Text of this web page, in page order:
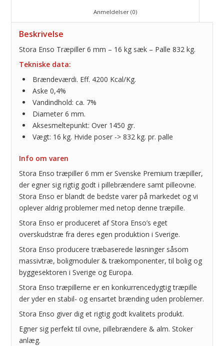
Beskrivelse
Stora Enso Træpiller 6 mm – 16 kg sæk – Palle 832 kg.
Tekniske data:
Brændeværdi. Eff. 4200 Kcal/Kg.
Aske 0,4%
Vandindhold: ca. 7%
Diameter 6 mm.
Aksesmeltepunkt: Over 1450 gr.
Vægt: 16 kg. Hvide poser -> 832 kg. pr. palle
Info om varen
Stora Enso træpiller 6 mm er Svenske Premium træpiller,
der egner sig rigtig godt i pillebrændere samt pilleovne.
Stora Enso er blandt de bedste varer på markedet og vi
oplever aldrig problemer med netop denne træpille.
Stora Enso er produceret af Stora Enso’s eget
overskudstræ fra deres egen produktion i Sverige.
Stora Enso producere træbaserede løsninger såsom
massivtræ, boligmoduler & trækomponenter, til bolig og
byggesektoren i Sverige og Europa.
Stora Enso træpillerne er en konkurrencedygtig træpille
der yder en stabil- og ensartet brænding uden problemer.
Stora Enso giver dig et rigtig godt kvalitets produkt.
Egner sig perfekt til ovne, pillebrændere & alm. Stoker
anlæg.